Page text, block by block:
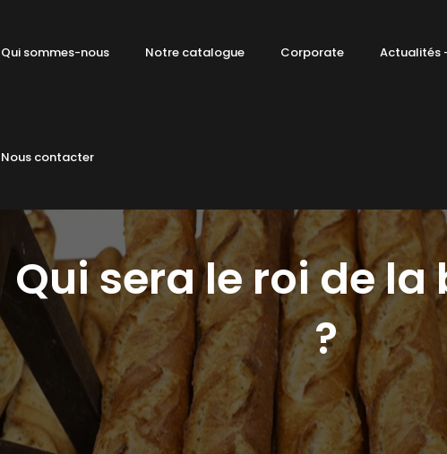
Qui sommes-nous Notre catalogue Corporate Actualités
Nous contacter
Qui sera le roi de
?